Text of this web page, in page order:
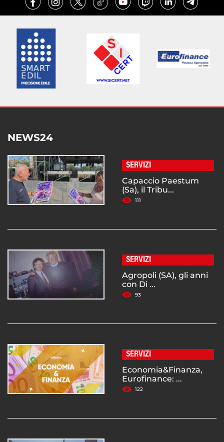
NEWS24
SERVIZI
Capaccio Paestum
(Sa), il Tribu...
111
SERVIZI
Agropoli (SA), gli anni
con Di ...
93
SERVIZI
Economia&Finanza,
Eurofinance: ...
122